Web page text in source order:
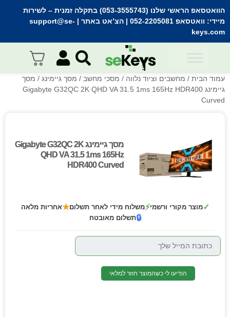
הוואטסאפ הראשי שלנו (053-3555743) בתקלה זמנית
– לשירות
מיידי: וואטסאפ 052-2205081 | הצ’אט באתר | support@se-
keys.com
עמוד הבית / מחשבים וציוד נלווה / מסכי מחשב / מסך גיימינג / מסך
גיימינג Gigabyte G32QC 2K QHD VA 31.5 1ms 165Hz HDR400
Curved
מסך גיימינג Gigabyte G32QC 2K
QHD VA 31.5 1ms 165Hz
HDR400 Curved
מסך גיימינג Gigabyte G32QC 2K
QHD VA 31.5 1ms 165Hz
HDR400 Curved
✓מוצר מקורי ורשמי⚡משלוח מידי לאחר תשלום★אחריות מלאה
🔒תשלום מאובטח
הודיעו לי כשהמוצר חוזר למלאי